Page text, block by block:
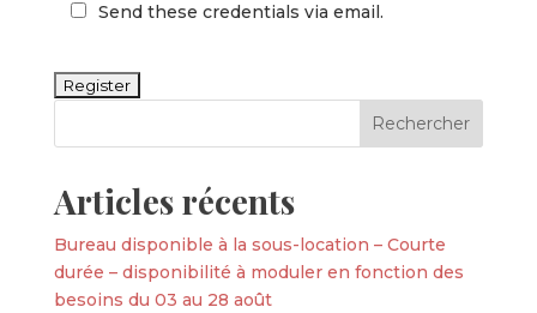
Send these credentials via email.
Articles récents
Bureau disponible à la sous-location – Courte
durée – disponibilité à moduler en fonction des
besoins du 03 au 28 août